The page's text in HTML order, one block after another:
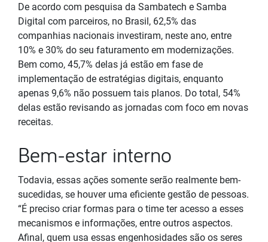
De acordo com pesquisa da Sambatech e Samba
Digital com parceiros, no Brasil, 62,5% das
companhias nacionais investiram, neste ano, entre
10% e 30% do seu faturamento em modernizações.
Bem como, 45,7% delas já estão em fase de
implementação de estratégias digitais, enquanto
apenas 9,6% não possuem tais planos. Do total, 54%
delas estão revisando as jornadas com foco em novas
receitas.
Bem-estar interno
Todavia, essas ações somente serão realmente bem-
sucedidas, se houver uma eficiente gestão de pessoas.
“É preciso criar formas para o time ter acesso a esses
mecanismos e informações, entre outros aspectos.
Afinal, quem usa essas engenhosidades são os seres